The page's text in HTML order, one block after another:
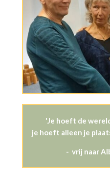
'Je hoeft de
je hoeft alleen je
- vrij naar